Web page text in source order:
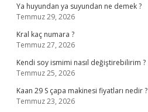
Ya huyundan ya suyundan ne demek ?
Temmuz 29, 2026
Kral kaç numara ?
Temmuz 27, 2026
Kendi soy ismimi nasıl değiştirebilirim ?
Temmuz 25, 2026
Kaan 29 S çapa makinesi fiyatları nedir ?
Temmuz 23, 2026